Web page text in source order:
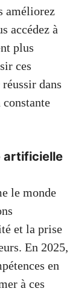
améliorez
accédez à
plus
ces
dans
artificielle
le monde
et la prise
En 2025,
en
à ces